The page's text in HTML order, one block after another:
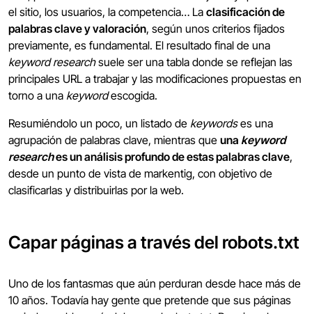
el sitio, los usuarios, la competencia… La clasificación de
palabras clave y valoración, según unos criterios fijados
previamente, es fundamental. El resultado final de una
keyword researchsuele ser una tabla donde se reflejan las
principales URL a trabajar y las modificaciones propuestas en
torno a una keywordescogida.
Resumiéndolo un poco, un listado de keywordses una
agrupación de palabras clave, mientras que una keyword
researches un análisis profundo de estas palabras clave,
desde un punto de vista de markentig, con objetivo de
clasificarlas y distribuirlas por la web.
Capar páginas a través del robots.txt
Uno de los fantasmas que aún perduran desde hace más de
10 años. Todavía hay gente que pretende que sus páginas